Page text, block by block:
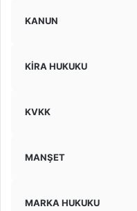
KANUN
KİRA HUKUKU
KVKK
MANŞET
MARKA HUKUKU